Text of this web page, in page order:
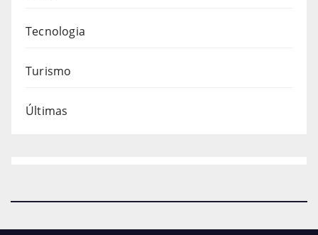
Tecnologia
Turismo
Últimas